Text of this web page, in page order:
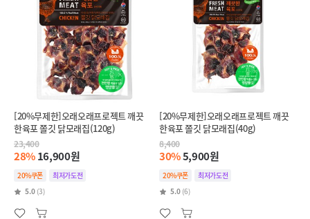
[20%무제한]오래오래프로젝트 깨끗
한육포 쫄깃 닭모래집(120g)
23,400
28%16,900원
20%쿠폰
최저가도전
5.0 (3)
[20%무제한]오래오래프로젝트 깨끗
한육포 쫄깃 닭모래집(40g)
8,400
30%5,900원
20%쿠폰
최저가도전
5.0 (6)